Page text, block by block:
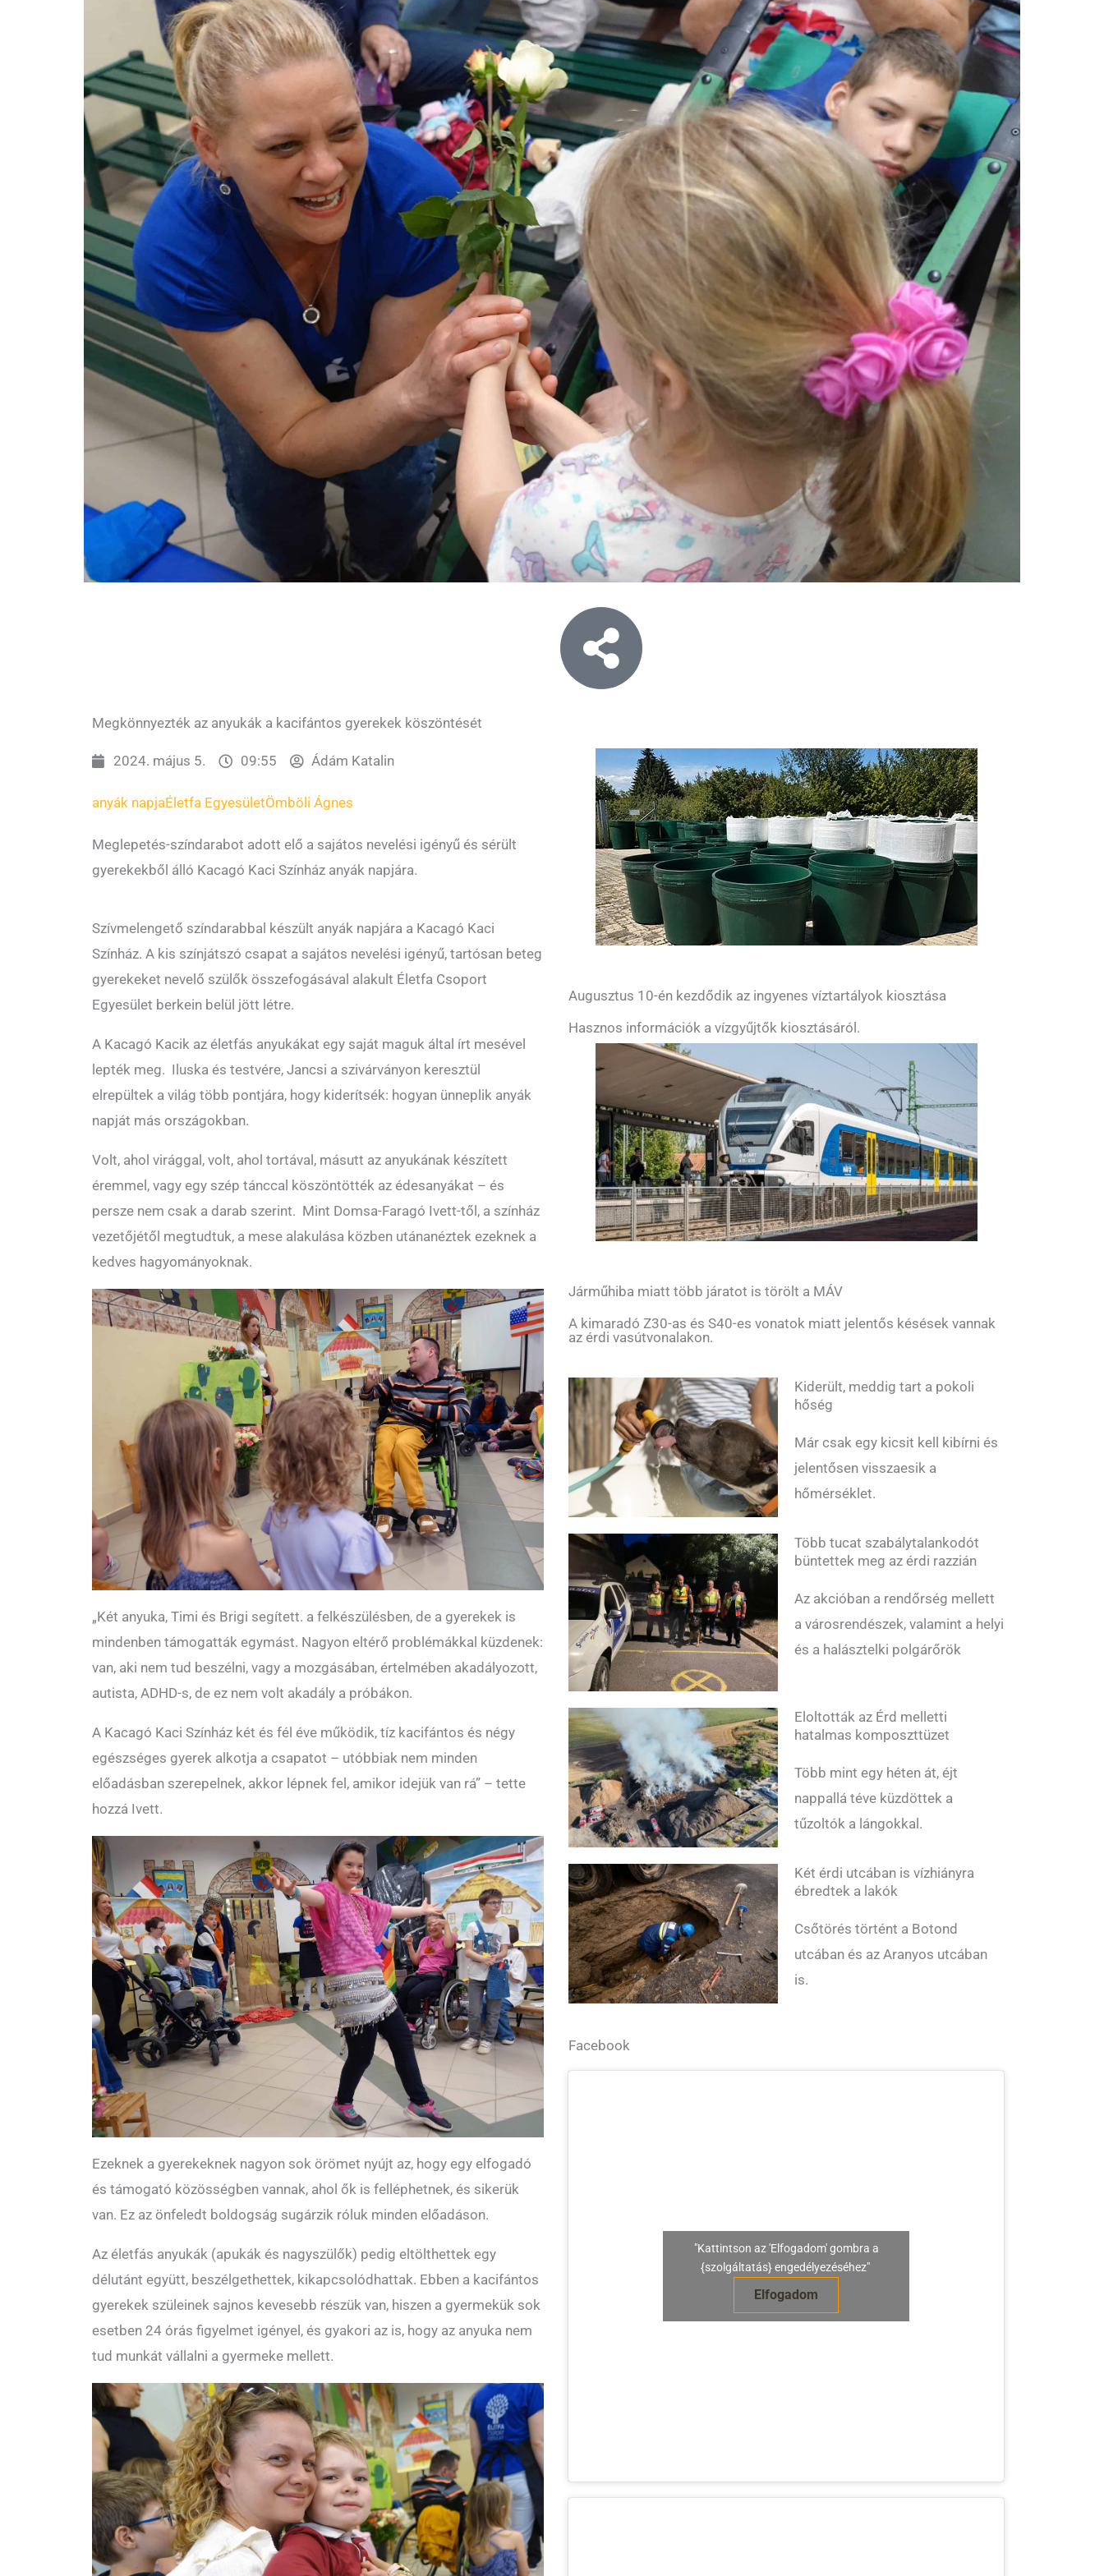
Megkönnyezték az anyukák a kacifántos gyerekek köszöntését
2024. május 5. 09:55 Ádám Katalin
anyák napjaÉletfa EgyesületÖmböli Ágnes
Meglepetés-színdarabot adott elő a sajátos nevelési igényű és sérült
gyerekekből álló Kacagó Kaci Színház anyák napjára.
Szívmelengető színdarabbal készült anyák napjára a Kacagó Kaci
Színház. A kis színjátszó csapat a sajátos nevelési igényű, tartósan beteg
gyerekeket nevelő szülők összefogásával alakult Életfa Csoport
Egyesület berkein belül jött létre.
A Kacagó Kacik az életfás anyukákat egy saját maguk által írt mesével
lepték meg. Iluska és testvére, Jancsi a szivárványon keresztül
elrepültek a világ több pontjára, hogy kiderítsék: hogyan ünneplik anyák
napját más országokban.
Volt, ahol virággal, volt, ahol tortával, másutt az anyukának készített
éremmel, vagy egy szép tánccal köszöntötték az édesanyákat – és
persze nem csak a darab szerint. Mint Domsa-Faragó Ivett-től, a színház
vezetőjétől megtudtuk, a mese alakulása közben utánanéztek ezeknek a
kedves hagyományoknak.
„Két anyuka, Timi és Brigi segített. a felkészülésben, de a gyerekek is
mindenben támogatták egymást. Nagyon eltérő problémákkal küzdenek:
van, aki nem tud beszélni, vagy a mozgásában, értelmében akadályozott,
autista, ADHD-s, de ez nem volt akadály a próbákon.
A Kacagó Kaci Színház két és fél éve működik, tíz kacifántos és négy
egészséges gyerek alkotja a csapatot – utóbbiak nem minden
előadásban szerepelnek, akkor lépnek fel, amikor idejük van rá” – tette
hozzá Ivett.
Ezeknek a gyerekeknek nagyon sok örömet nyújt az, hogy egy elfogadó
és támogató közösségben vannak, ahol ők is felléphetnek, és sikerük
van. Ez az önfeledt boldogság sugárzik róluk minden előadáson.
Az életfás anyukák (apukák és nagyszülők) pedig eltölthettek egy
délutánt együtt, beszélgethettek, kikapcsolódhattak. Ebben a kacifántos
gyerekek szüleinek sajnos kevesebb részük van, hiszen a gyermekük sok
esetben 24 órás figyelmet igényel, és gyakori az is, hogy az anyuka nem
tud munkát vállalni a gyermeke mellett.
Augusztus 10-én kezdődik az ingyenes víztartályok kiosztása
Hasznos információk a vízgyűjtők kiosztásáról.
Járműhiba miatt több járatot is törölt a MÁV
A kimaradó Z30-as és S40-es vonatok miatt jelentős késések vannak
az érdi vasútvonalakon.
Kiderült, meddig tart a pokoli
hőség
Már csak egy kicsit kell kibírni és
jelentősen visszaesik a
hőmérséklet.
Több tucat szabálytalankodót
büntettek meg az érdi razzián
Az akcióban a rendőrség mellett
a városrendészek, valamint a helyi
és a halásztelki polgárőrök
Eloltották az Érd melletti
hatalmas komposzttüzet
Több mint egy héten át, éjt
nappallá téve küzdöttek a
tűzoltók a lángokkal.
Két érdi utcában is vízhiányra
ébredtek a lakók
Csőtörés történt a Botond
utcában és az Aranyos utcában
is.
Facebook
"Kattintson az 'Elfogadom' gombra a
{szolgáltatás} engedélyezéséhez"
Elfogadom